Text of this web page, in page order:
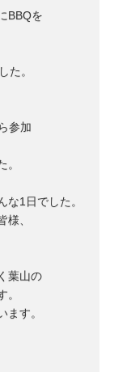
BBQを
た。
参加
1日でした。
、
葉山の
す。